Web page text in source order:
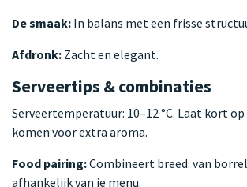
De smaak: In balans met een frisse
Afdronk: Zacht en elegant.
Serveertips & combinaties
Serveertemperatuur: 10–12 °C. Laat kort
komen voor extra aroma.
Food pairing:Combineert breed: van
afhankelijk van je menu.